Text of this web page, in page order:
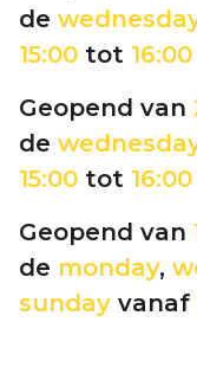
de
15:00 tot 16:00
Geopend van
de
15:00 tot 16:00
Geopend van
de monday,
sunday vanaf